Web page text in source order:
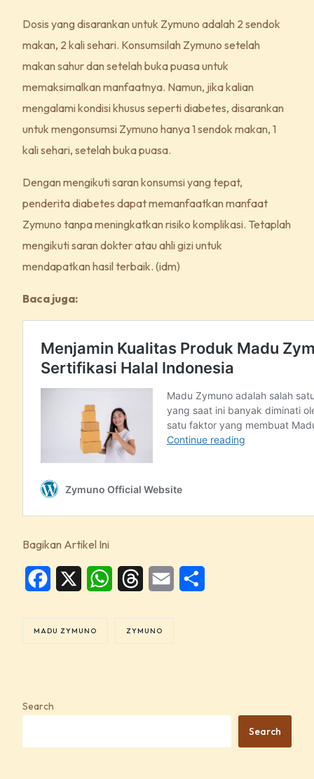
Dosis yang disarankan untuk Zymuno adalah 2 sendok
makan, 2 kali sehari. Konsumsilah Zymuno setelah
makan sahur dan setelah buka puasa untuk
memaksimalkan manfaatnya. Namun, jika kalian
mengalami kondisi khusus seperti diabetes, disarankan
untuk mengonsumsi Zymuno hanya 1 sendok makan, 1
kali sehari, setelah buka puasa.
Dengan mengikuti saran konsumsi yang tepat,
penderita diabetes dapat memanfaatkan manfaat
Zymuno tanpa meningkatkan risiko komplikasi. Tetaplah
mengikuti saran dokter atau ahli gizi untuk
mendapatkan hasil terbaik. (idm)
Baca juga:
Bagikan Artikel Ini
Facebook WhatsApp
Threads Email
MADU ZYMUNO ZYMUNO
Search
Search